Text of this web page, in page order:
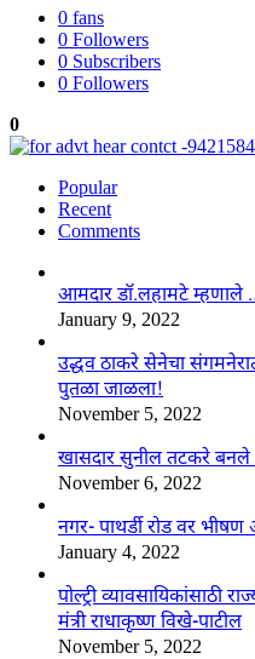
0 fans
0 Followers
0 Subscribers
0 Followers
0
Popular
Recent
Comments
आमदार डॉ.लहामटे म्हणाले
January 9, 2022
उद्धव ठाकरे सेनेचा
पुतळा जाळला!
November 5, 2022
खासदार सुनील तटकरे बनले
November 6, 2022
नगर- पाथर्डी रोड वर
January 4, 2022
पोल्ट्री व्यावसायिकांसाठी
मंत्री राधाकृष्ण विखे-पाटील
November 5, 2022